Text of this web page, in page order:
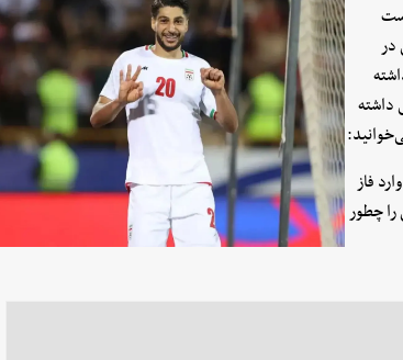
در
داشته
فاز
را چطور